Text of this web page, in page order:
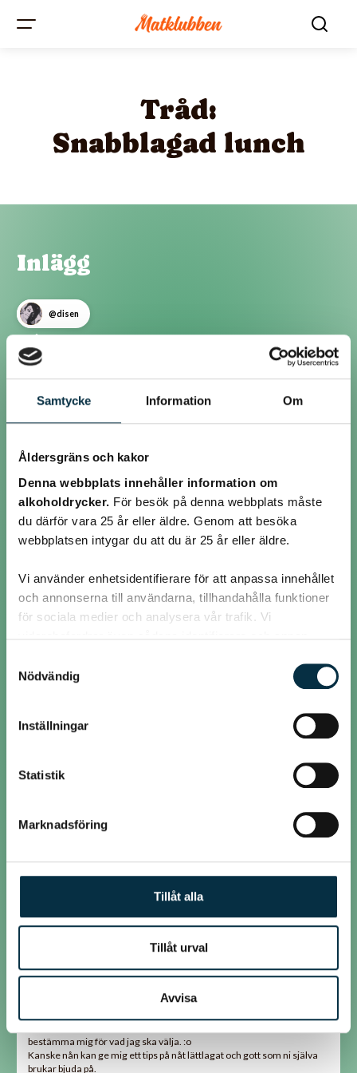
Samtycke Information Om
Åldersgräns och kakor
Denna webbplats innehåller information om
alkoholdrycker. För besök på denna webbplats måste
du därför vara 25 år eller äldre. Genom att besöka
webbplatsen intygar du att du är 25 år eller äldre.
Vi använder enhetsidentifierare för att anpassa innehållet
och annonserna till användarna, tillhandahålla funktioner
för sociala medier och analysera vår trafik. Vi
annons- och analysföretag som vi samarbetar med.
Dessa kan i sin tur kombinera informationen med annan
information som du har tillhandahållit eller som de har
samlat in när du har använt deras tjänster.
Nödvändig
Inställningar
Statistik
Marknadsföring
Tillåt alla
Tillåt urval
Avvisa
Tråd:
Snabblagad lunch
Inlägg
@disen
Kom på lite till med fisk.:)
Hittade denna kycklingrätt bland mina sparade. Har själv inte testat
men det låter gott och är nog snabblagad också.
Indonesisk kycklinggratäng
Eller kanske en god kycklingsallad, potatissoppa, omelett eller
Hoppas du får nån idé.:)
Någon fler som har nåt bra förslag??
@svesse60
Tack marielotta!
Denna gillar jag och den är lättlagad och det går fort...
Räkpanna med curry
@svesse60
bestämma mig för vad jag ska välja. :o
Kanske nån kan ge mig ett tips på nåt lättlagat och gott som ni själva
brukar bjuda på.